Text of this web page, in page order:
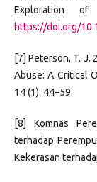
Exploration of
https://doi.org/
[7] Peterson, T. J.
Abuse: A Critical
14 (1): 44–59.
[8] Komnas
terhadap
Kekerasan